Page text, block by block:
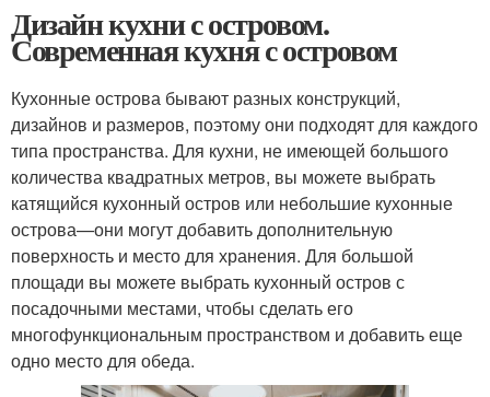
Дизайн кухни с островом.
Современная кухня с островом
Кухонные острова бывают разных конструкций,
дизайнов и размеров, поэтому они подходят для каждого
типа пространства. Для кухни, не имеющей большого
количества квадратных метров, вы можете выбрать
катящийся кухонный остров или небольшие кухонные
острова—они могут добавить дополнительную
поверхность и место для хранения. Для большой
площади вы можете выбрать кухонный остров с
посадочными местами, чтобы сделать его
многофункциональным пространством и добавить еще
одно место для обеда.